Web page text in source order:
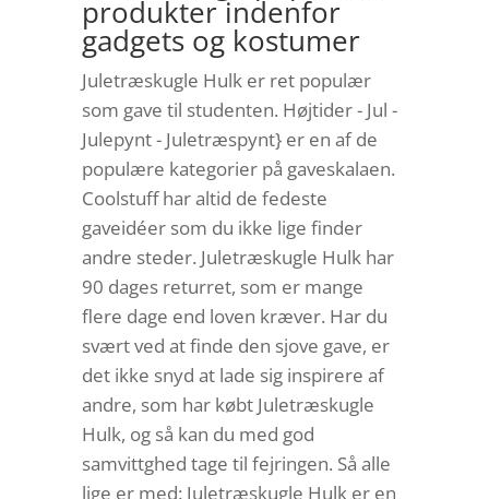
produkter indenfor
gadgets og kostumer
Juletræskugle Hulk er ret populær
som gave til studenten. Højtider - Jul -
Julepynt - Juletræspynt} er en af de
populære kategorier på gaveskalaen.
Coolstuff har altid de fedeste
gaveidéer som du ikke lige finder
andre steder. Juletræskugle Hulk har
90 dages returret, som er mange
flere dage end loven kræver. Har du
svært ved at finde den sjove gave, er
det ikke snyd at lade sig inspirere af
andre, som har købt Juletræskugle
Hulk, og så kan du med god
samvittghed tage til fejringen. Så alle
lige er med: Juletræskugle Hulk er en